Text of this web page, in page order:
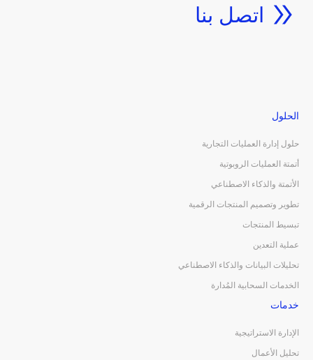
اتصل بنا
الحلول
حلول إدارة العمليات التجارية
أتمتة العمليات الروبوتية
الأتمتة والذكاء الاصطناعي
تطوير وتصميم المنتجات الرقمية
تبسيط المنتجات
عملية التعدين
تحليلات البيانات والذكاء الاصطناعي
الخدمات السحابية المُدارة
خدمات
الإدارة الاستراتيجية
تحليل الأعمال